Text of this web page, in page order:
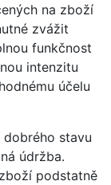
na zboží
zvážit
funkčnost
intenzitu
účelu
stavu
údržba.
podstatně